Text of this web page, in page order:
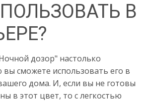
В
дозор" настолько
вы сможете использовать его в
дома. И, если вы не готовы
в этот цвет, то с легкостью